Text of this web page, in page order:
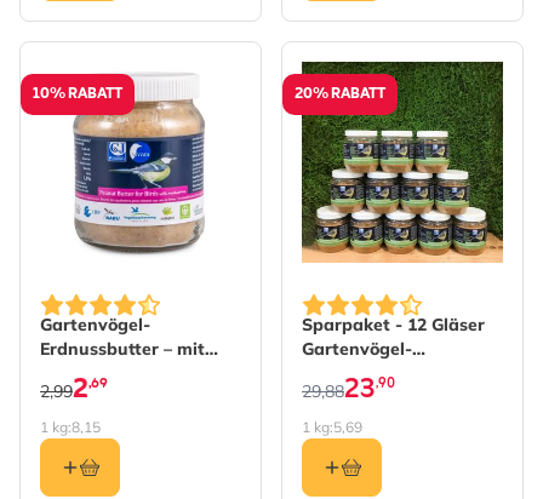
10% RABATT
Gartenvögel-
Erdnussbutter – mit
Mehlwürmern
2,69
2,99
1 kg:8,15
20% RABATT
Sparpaket - 12 Gläser
Gartenvögel-
Erdnussbutter -
proteinreich
The price depends on the
29,8823,90
1 kg:5,69